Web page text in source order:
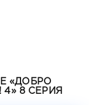
«ДОБРО
8 СЕРИЯ